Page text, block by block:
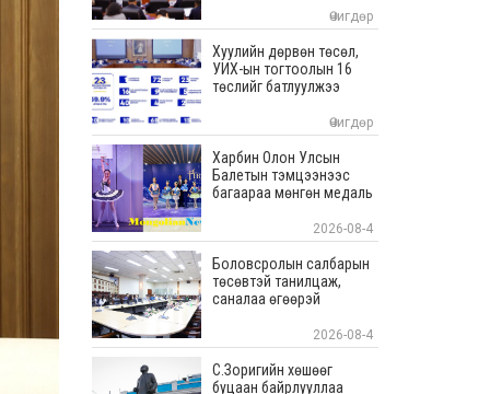
Өчигдөр
Хуулийн дөрвөн төсөл,
УИХ-ын тогтоолын 16
төслийг батлуулжээ
Өчигдөр
Харбин Олон Улсын
Балетын тэмцээнээс
багаараа мөнгөн медаль
2026-08-4
Боловсролын салбарын
төсөвтэй танилцаж,
саналаа өгөөрэй
2026-08-4
С.Зоригийн хөшөөг
буцаан байрлууллаа